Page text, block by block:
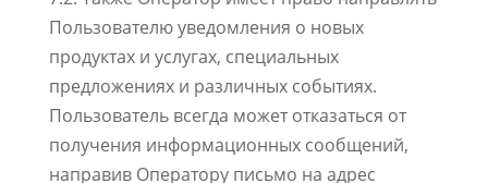
Пользователю уведомления о новых
продуктах и услугах, специальных
предложениях и различных событиях.
Пользователь всегда может отказаться от
получения информационных сообщений,
направив Оператору письмо на адрес